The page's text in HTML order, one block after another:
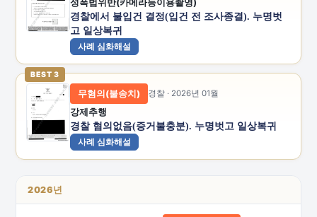
경찰에서 불입건 결정(입건 전 조사종결). 누명벗
고 일상복귀
사례 심화해설
BEST 3
무혐의(불송치) 경찰 · 2026년 01월
강제추행
경찰 혐의없음(증거불충분). 누명벗고 일상복귀
사례 심화해설
2026년